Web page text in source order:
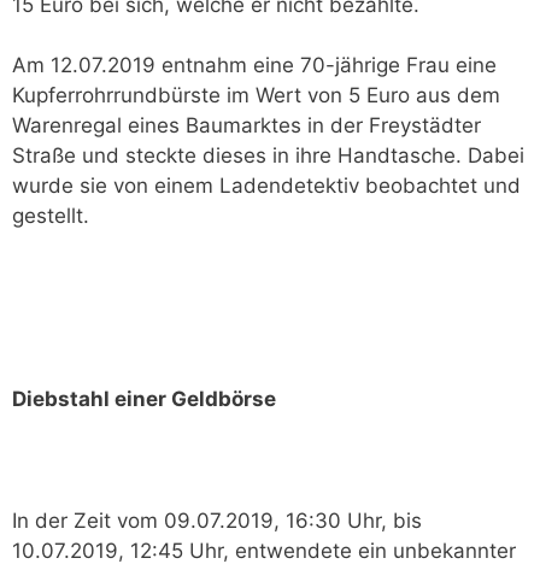
Am 12.07.2019 entnahm eine 70-jährige Frau eine
Kupferrohrrundbürste im Wert von 5 Euro aus dem
Warenregal eines Baumarktes in der Freystädter
Straße und steckte dieses in ihre Handtasche. Dabei
wurde sie von einem Ladendetektiv beobachtet und
gestellt.
Diebstahl einer Geldbörse
In der Zeit vom 09.07.2019, 16:30 Uhr, bis
10.07.2019, 12:45 Uhr, entwendete ein unbekannter